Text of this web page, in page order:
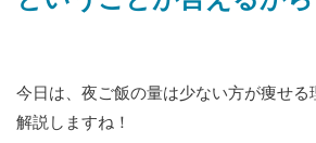
今日は、夜ご飯の量は少ない方が痩せる
解説しますね！